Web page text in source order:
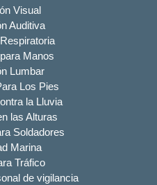
Visual
Auditiva
Manos
Lumbar
Los Pies
la Lluvia
las Alturas
Soldadores
Marina
Tráfico
de vigilancia